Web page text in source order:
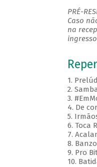
PRÉ-
Caso
na
1.
2.
3.
4. De
5.
6. Toca
7.
8.
9. Pro
10.